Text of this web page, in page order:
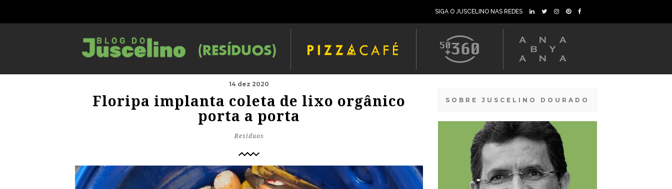
SIGA O JUSCELINO NAS REDES
14 dez 2020
Floripa implanta coleta de lixo orgânico
porta a porta
Resíduos
SOBRE JUSCELINO DOURADO